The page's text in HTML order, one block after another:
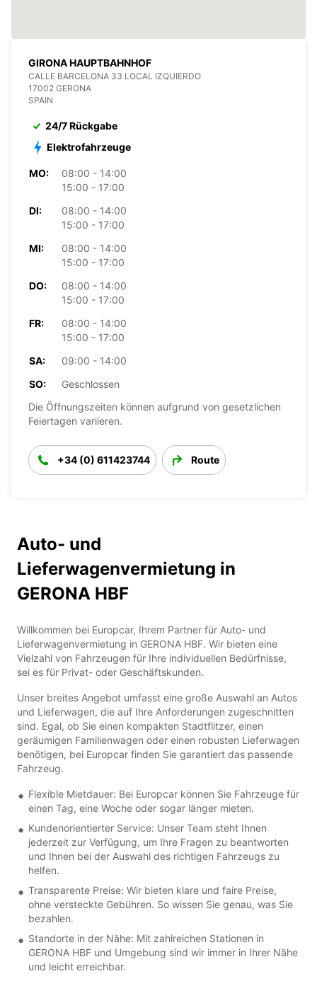
GIRONA HAUPTBAHNHOF
CALLE BARCELONA 33 LOCAL IZQUIERDO
17002 GERONA
SPAIN
24/7 Rückgabe
Elektrofahrzeuge
MO:
08:00 - 14:00
15:00 - 17:00
DI:
08:00 - 14:00
15:00 - 17:00
MI:
08:00 - 14:00
15:00 - 17:00
DO:
08:00 - 14:00
15:00 - 17:00
FR:
08:00 - 14:00
15:00 - 17:00
SA:
09:00 - 14:00
SO:
Geschlossen
Die Öffnungszeiten können aufgrund von gesetzlichen
Feiertagen variieren.
+34 (0) 611423744 Route
Auto- und
Lieferwagenvermietung in
GERONA HBF
Willkommen bei Europcar, Ihrem Partner für Auto- und
Lieferwagenvermietung in GERONA HBF. Wir bieten eine
Vielzahl von Fahrzeugen für Ihre individuellen Bedürfnisse,
sei es für Privat- oder Geschäftskunden.
Unser breites Angebot umfasst eine große Auswahl an Autos
und Lieferwagen, die auf Ihre Anforderungen zugeschnitten
sind. Egal, ob Sie einen kompakten Stadtflitzer, einen
geräumigen Familienwagen oder einen robusten Lieferwagen
benötigen, bei Europcar finden Sie garantiert das passende
Fahrzeug.
Flexible Mietdauer: Bei Europcar können Sie Fahrzeuge für
einen Tag, eine Woche oder sogar länger mieten.
Kundenorientierter Service: Unser Team steht Ihnen
jederzeit zur Verfügung, um Ihre Fragen zu beantworten
und Ihnen bei der Auswahl des richtigen Fahrzeugs zu
helfen.
Transparente Preise: Wir bieten klare und faire Preise,
ohne versteckte Gebühren. So wissen Sie genau, was Sie
bezahlen.
Standorte in der Nähe: Mit zahlreichen Stationen in
GERONA HBF und Umgebung sind wir immer in Ihrer Nähe
und leicht erreichbar.